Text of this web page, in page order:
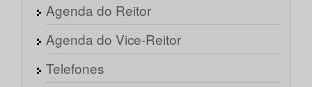
Agenda do Reitor
Agenda do Vice-Reitor
Telefones